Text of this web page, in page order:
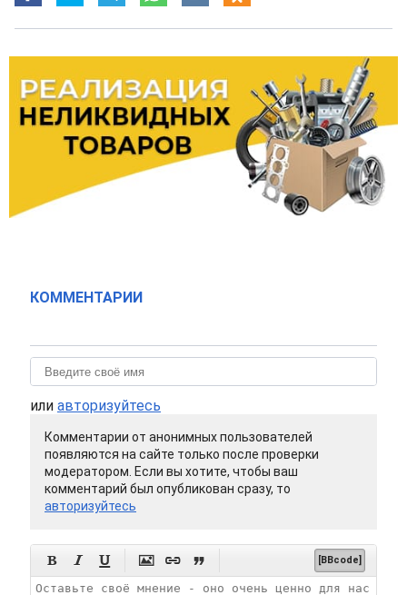
КОММЕНТАРИИ
или авторизуйтесь
Комментарии от анонимных пользователей
появляются на сайте только после проверки
модератором. Если вы хотите, чтобы ваш
комментарий был опубликован сразу, то
авторизуйтесь
      [BBcode]